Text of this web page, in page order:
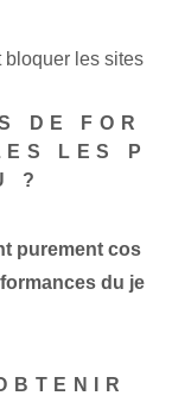
les sites
DE FOR
LES P
?
purement cos
du je